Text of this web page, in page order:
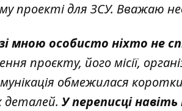
проекті для ЗСУ. Вважаю
мною особисто ніхто не
проєкту, його місії,
обмежилася
деталей. У переписці